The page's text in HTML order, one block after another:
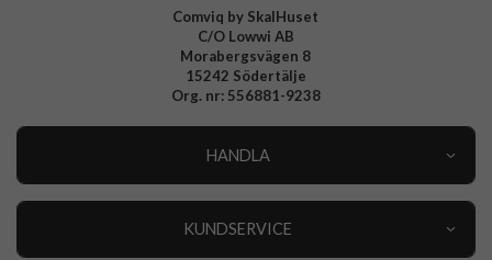
Comviq by SkalHuset
C/O Lowwi AB
Morabergsvägen 8
15242 Södertälje
Org. nr: 556881-9238
HANDLA
KUNDSERVICE